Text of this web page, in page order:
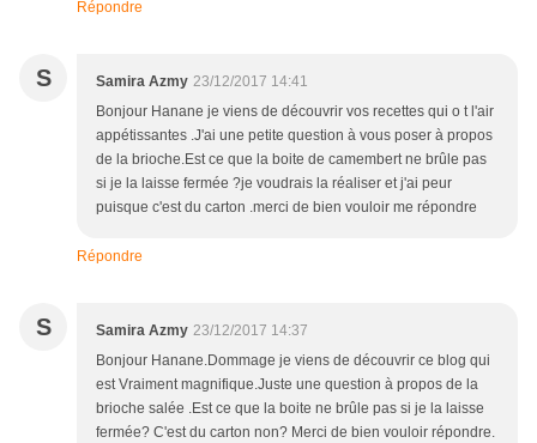
Répondre
S Samira Azmy 23/12/2017 14:41
Bonjour Hanane je viens de découvrir vos recettes qui o t l'air
appétissantes .J'ai une petite question à vous poser à propos
de la brioche.Est ce que la boite de camembert ne brûle pas
si je la laisse fermée ?je voudrais la réaliser et j'ai peur
puisque c'est du carton .merci de bien vouloir me répondre
Répondre
S Samira Azmy 23/12/2017 14:37
Bonjour Hanane.Dommage je viens de découvrir ce blog qui
est Vraiment magnifique.Juste une question à propos de la
brioche salée .Est ce que la boite ne brûle pas si je la laisse
fermée? C'est du carton non? Merci de bien vouloir répondre.